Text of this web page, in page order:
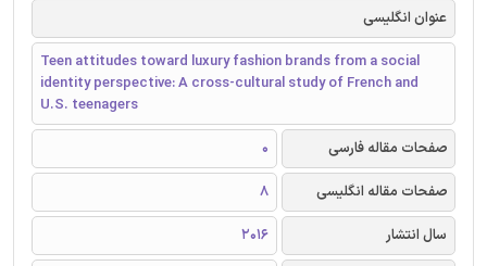
عنوان انگلیسی
Teen attitudes toward luxury fashion brands from a social
identity perspective: A cross-cultural study of French and
U.S. teenagers
صفحات مقاله فارسی
0
صفحات مقاله انگلیسی
8
سال انتشار
2016